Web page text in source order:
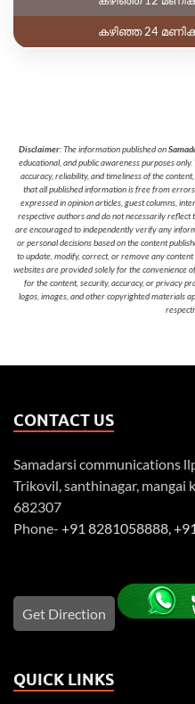
കഴിഞ്ഞ 24
Disclaimer: The information published on
educational, and public awareness purposes
accuracy, reliability, and timeliness of the
that all published information is free from
expressed in opinion articles, guest columns,
respective authors and do not necessarily reflect
are encouraged to independently verify any
or personal decisions based on the content
to update, modify, correct, or remove any
websites are provided solely for the convenience
for the content, security, accuracy, or privacy
logos, images, and other copyrighted materials
CONTACT US
Samadarsi communications
Trikovil, santhinagar, mangai
682307
Phone- +91 8281058888
Get Direction
QUICK LINKS